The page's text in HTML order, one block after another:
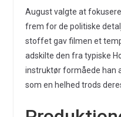
August valgte at
frem for de politiske
stoffet gav filmen et
adskilte den fra typiske
instruktør formåede han
som en helhed trods